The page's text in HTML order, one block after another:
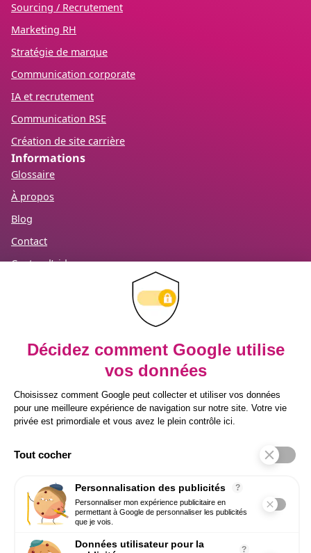
Sourcing / Recrutement
Marketing RH
Stratégie de marque
Communication corporate
IA et recrutement
Communication RSE
Création de site carrière
Informations
Glossaire
À propos
Blog
Contact
Centre d’aide
Recevez notre newsletter
Inscrivez-vous à notre newsletter pour
prendre une longueur d’avance sur vos
enjeux RH.
bonnes pratiques directement par email.